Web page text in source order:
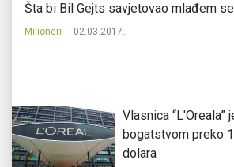
Šta bi Bil Gejts savjetovao mlađem
Milioneri 02.03.2017.
Vlasnica “L'Oreala”
bogatstvom preko
dolara